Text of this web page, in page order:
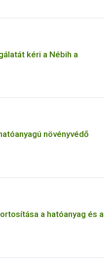
kéri a Nébih a
növényvédő
a hatóanyag és a